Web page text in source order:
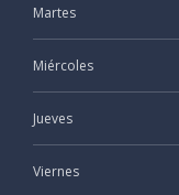
Martes
Miércoles
Jueves
Viernes